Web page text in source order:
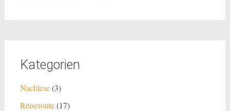
Kategorien
Nachlese(3)
Reiseroute(17)